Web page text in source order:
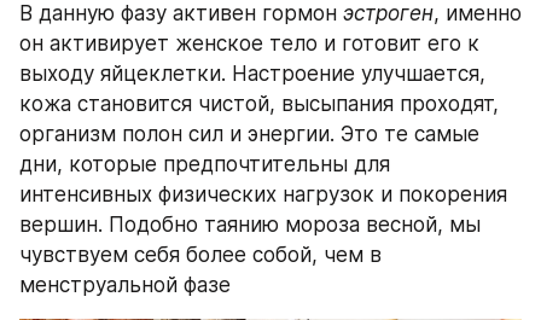
В данную фазу активен гормон эстроген, именно
он активирует женское тело и готовит его к
выходу яйцеклетки. Настроение улучшается,
кожа становится чистой, высыпания проходят,
организм полон сил и энергии. Это те самые
дни, которые предпочтительны для
интенсивных физических нагрузок и покорения
вершин. Подобно таянию мороза весной, мы
чувствуем себя более собой, чем в
менструальной фазе